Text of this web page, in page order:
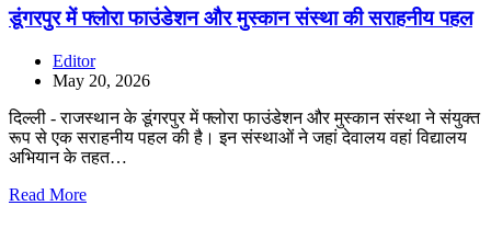
डूंगरपुर में फ्लोरा फाउंडेशन और मुस्कान संस्था की सराहनीय पहल
Editor
May 20, 2026
दिल्ली - राजस्थान के डूंगरपुर में फ्लोरा फाउंडेशन और मुस्कान संस्था ने संयुक्त
रूप से एक सराहनीय पहल की है। इन संस्थाओं ने जहां देवालय वहां विद्यालय
अभियान के तहत…
Read More